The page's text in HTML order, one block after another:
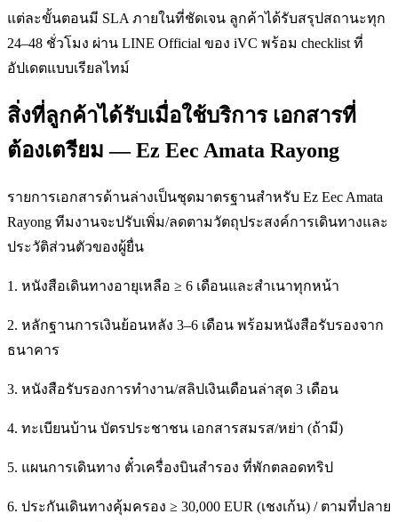
แต่ละขั้นตอนมี SLA ภายในที่ชัดเจน ลูกค้าได้รับสรุปสถานะทุก
24–48 ชั่วโมง ผ่าน LINE Official ของ iVC พร้อม checklist ที่
อัปเดตแบบเรียลไทม์
สิ่งที่ลูกค้าได้รับเมื่อใช้บริการ เอกสารที่
ต้องเตรียม — Ez Eec Amata Rayong
รายการเอกสารด้านล่างเป็นชุดมาตรฐานสำหรับ Ez Eec Amata
Rayong ทีมงานจะปรับเพิ่ม/ลดตามวัตถุประสงค์การเดินทางและ
ประวัติส่วนตัวของผู้ยื่น
1. หนังสือเดินทางอายุเหลือ ≥ 6 เดือนและสำเนาทุกหน้า
2. หลักฐานการเงินย้อนหลัง 3–6 เดือน พร้อมหนังสือรับรองจาก
ธนาคาร
3. หนังสือรับรองการทำงาน/สลิปเงินเดือนล่าสุด 3 เดือน
4. ทะเบียนบ้าน บัตรประชาชน เอกสารสมรส/หย่า (ถ้ามี)
5. แผนการเดินทาง ตั๋วเครื่องบินสำรอง ที่พักตลอดทริป
6. ประกันเดินทางคุ้มครอง ≥ 30,000 EUR (เชงเก้น) / ตามที่ปลาย